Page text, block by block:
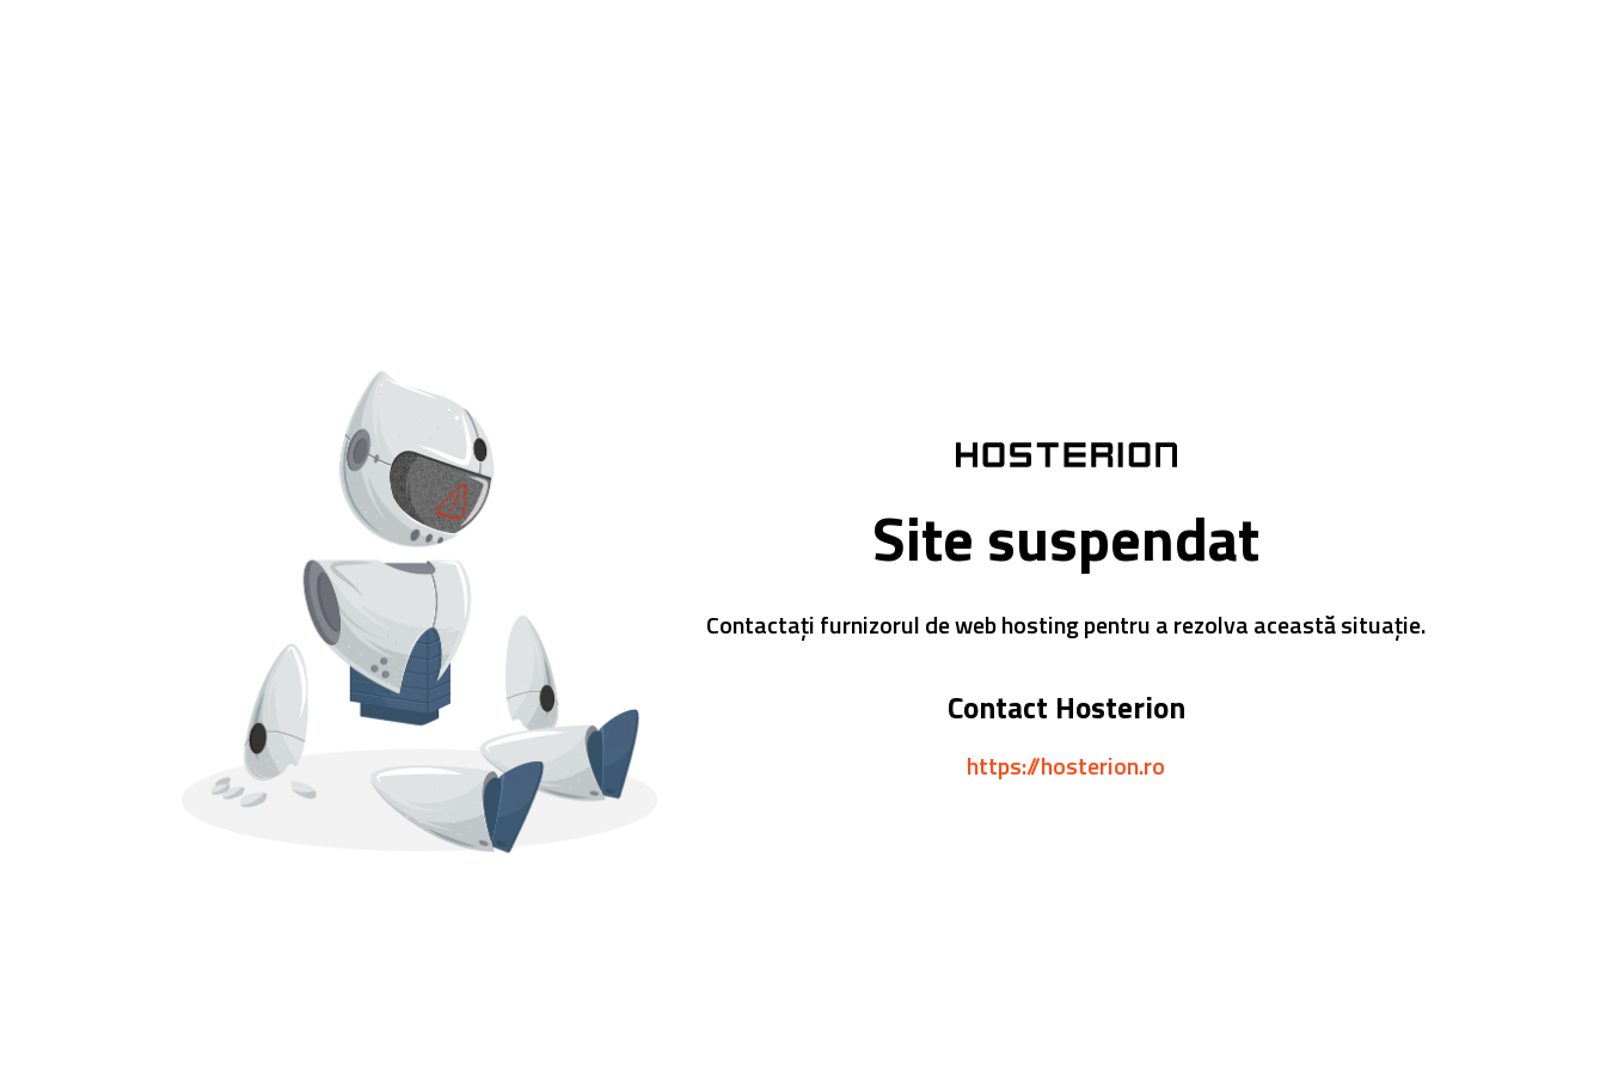
Site suspendat
Contactați furnizorul de web hosting pentru a rezolva această situație.
Contact Hosterion
https://hosterion.ro